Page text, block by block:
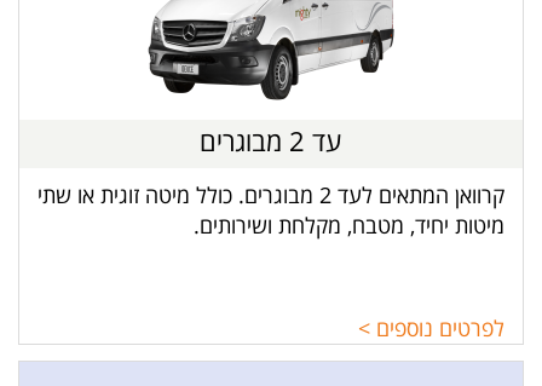
עד 2 מבוגרים
קרוואן המתאים לעד 2 מבוגרים. כולל מיטה זוגית או שתי
מיטות יחיד, מטבח, מקלחת ושירותים.
לפרטים נוספים >